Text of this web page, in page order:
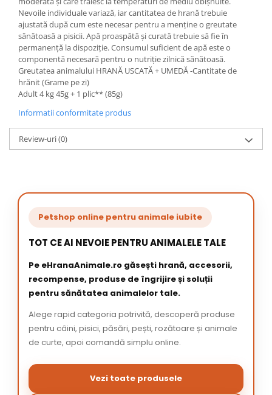
Nevoile individuale variază, iar cantitatea de hrană trebuie
ajustată după cum este necesar pentru a menține o greutate
sănătoasă a pisicii. Apă proaspătă şi curată trebuie să fie în
permanenţă la dispoziţie. Consumul suficient de apă este o
componentă necesară pentru o nutriție zilnică sănătoasă.
Greutatea animalului HRANĂ USCATĂ + UMEDĂ -Cantitate de
hrănit (Grame pe zi)
Adult 4 kg 45g + 1 plic** (85g)
Informatii conformitate produs
Review-uri(0)
Petshop online pentru animale iubite
TOT CE AI NEVOIE PENTRU ANIMALELE TALE
Pe eHranaAnimale.ro găsești hrană, accesorii,
recompense, produse de îngrijire și soluții
pentru sănătatea animalelor tale.
Alege rapid categoria potrivită, descoperă produse
pentru câini, pisici, păsări, pești, rozătoare și animale
de curte, apoi comandă simplu online.
Vezi toate produsele